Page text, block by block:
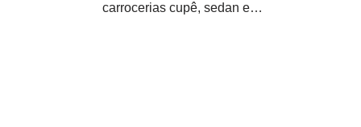
carrocerias cupê, sedan e…